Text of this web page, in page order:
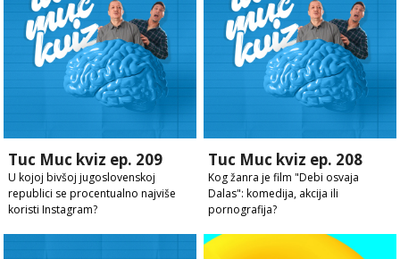
Tuc Muc kviz ep. 209
U kojoj bivšoj jugoslovenskoj
republici se procentualno najviše
koristi Instagram?
Tuc Muc kviz ep. 208
Kog žanra je film "Debi osvaja
Dalas": komedija, akcija ili
pornografija?